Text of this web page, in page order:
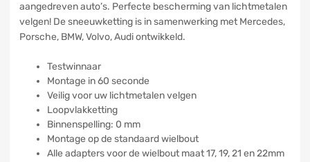
aangedreven auto’s. Perfecte bescherming van lichtmetalen
velgen! De sneeuwketting is in samenwerking met Mercedes,
Porsche, BMW, Volvo, Audi ontwikkeld.
Testwinnaar
Montage in 60 seconde
Veilig voor uw lichtmetalen velgen
Loopvlakketting
Binnenspelling: 0 mm
Montage op de standaard wielbout
Alle adapters voor de wielbout maat 17, 19, 21 en 22mm